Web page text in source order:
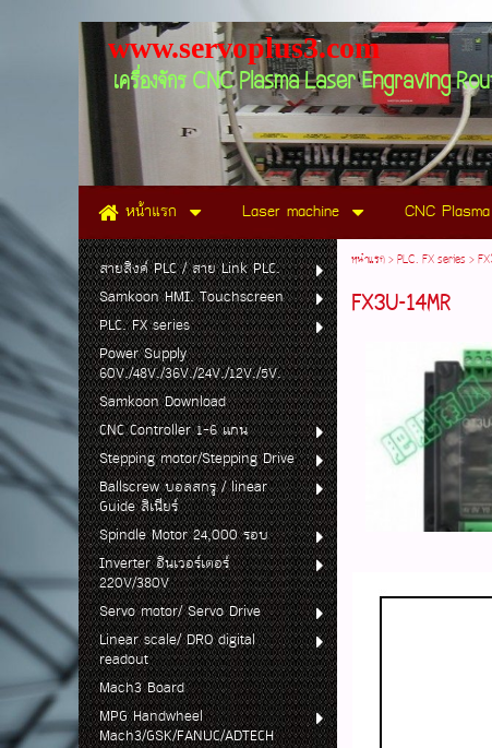
เครื่องจักร CNC Plasma Laser Engraving
หน้าแรก Laser machine CNC
สายลิงค์ PLC / สาย Link PLC.
Samkoon HMI. Touchscreen
PLC. FX series
Power Supply
60V./48V./36V./24V./12V./5V.
Samkoon Download
CNC Controller 1-6 แกน
Stepping motor/Stepping Drive
Ballscrew บอลสกรู / linear
Guide ลิเนียร์
Spindle Motor 24,000 รอบ
Inverter อินเวอร์เตอร์
220V/380V
Servo motor/ Servo Drive
Linear scale/ DRO digital
readout
Mach3 Board
MPG Handwheel
Mach3/GSK/FANUC/ADTECH
หน้าแรก>PLC. FX series >
FX3U-14MR